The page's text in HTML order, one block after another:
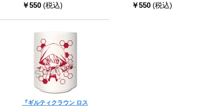
￥550 (税込) ￥550 (税込)
『ギルティクラウン ロス